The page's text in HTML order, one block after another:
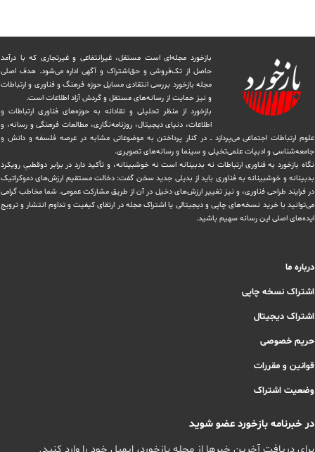
بازخورد مجله‌ای است مستقل، غیرانتفاعی و غیرتجاری که با درآمد
حاصل از تک‌فروشی و حق‌اشتراک و آگهی اداره می‌شود. ‏هدف اصلی
مجله بازخورد بررسی انتقادی مسایل حوزه فرهنگ و فناوری و ارتباطات
و نیز حمایت از رسانه‌های مستقل و‌ گردش ‏آزاد اطلاعات است.
بازخورد از منظر تحلیلی و نقادانه به حوزه‌های فناوری ارتباطات و
اطلاعات، دنیای دیجیتال، روزنامه‌نگاری، ‏مطالعات فرهنگی و رسانه، و
علوم ارتباطات اجتماعی می‌پردازد ــ در کنار پرداختن به موضوعاتی مشابه در عرصه فلسفه و دانش و
‏جامعه‌شناسی و ادبیات علمی‌تخیلی و سینما و رسانه‌های تصویری.
نگاه بازخورد به فناوری ارتباطات نه بدبینانه است نه خوشبینانه، و تأکید دارد ‏در برابر دوقطبیِ رویکرد
بدبینانه و خوشبینانه به فناوری باید از بدیلی جدید سخن گفت: دخالت مستقیم ارزش‌های دموکراتیک
در ‏فرایند طراحی فناوری، و نیز تغییر ارزش‌های دخيل در آن از طریق مشاركت عمومی. شما مخاطب گرامی
می‌توانید با خرید نسخه‌های چاپی و دیجیتالی یا ‏اشتراک مجله در ارتقای کیفیت و تداوم انتشار و ترویج
ایده‌های اصلی این رسانه سهیم باشید.
درباره ما
اشتراک نسخه چاپی
اشتراک دیجیتال
حریم خصوصی
قوانین و مقررات
وضعیت اشتراک
در خبرنامه بازخورد عضو شوید